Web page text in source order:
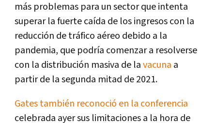
más problemas para un sector que intenta
superar la fuerte caída de los ingresos con la
reducción de tráfico aéreo debido a la
pandemia, que podría comenzar a resolverse
con la distribución masiva de lavacuna a
partir de la segunda mitad de 2021.
Gates también reconoció en la conferencia
celebrada ayer sus limitaciones a la hora de